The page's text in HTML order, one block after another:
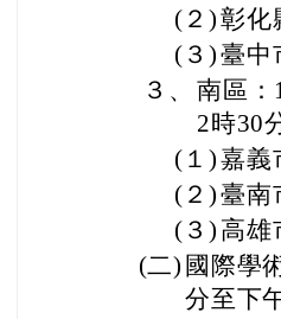
(２)彰化
(３)臺中
３、 南區：
2時30
(１)嘉義
(２)臺南
(３) 高雄
(二) 國際學
分至下